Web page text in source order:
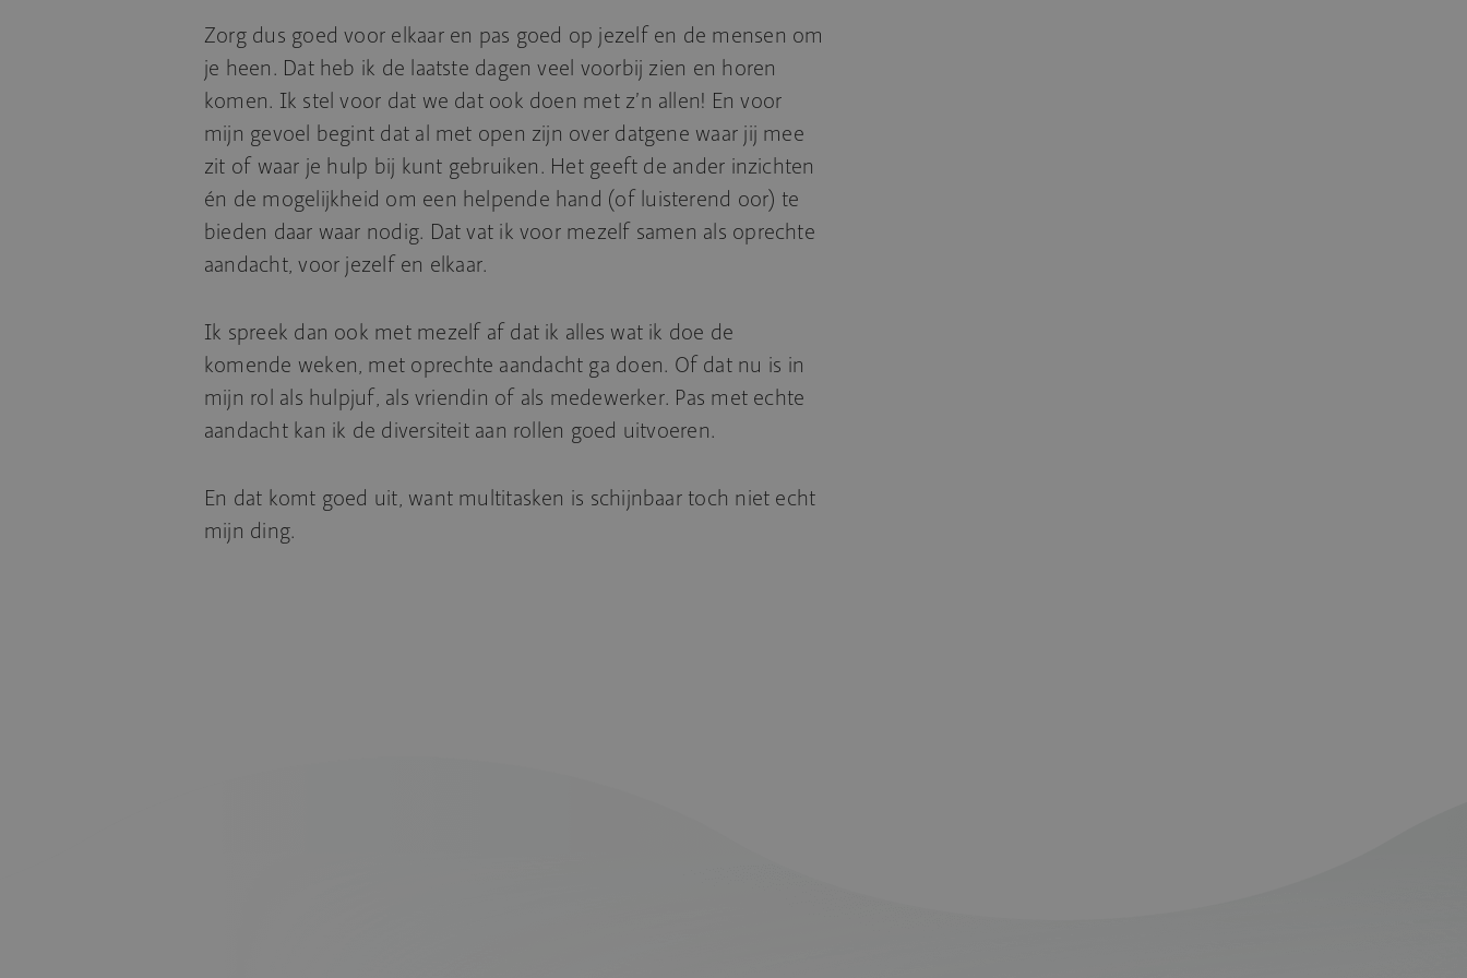
Zorg dus goed voor elkaar en pas goed op jezelf en de mensen om
je heen. Dat heb ik de laatste dagen veel voorbij zien en horen
komen. Ik stel voor dat we dat ook doen met z’n allen! En voor
mijn gevoel begint dat al met open zijn over datgene waar jij mee
zit of waar je hulp bij kunt gebruiken. Het geeft de ander inzichten
én de mogelijkheid om een helpende hand (of luisterend oor) te
bieden daar waar nodig. Dat vat ik voor mezelf samen als oprechte
aandacht, voor jezelf en elkaar.
Ik spreek dan ook met mezelf af dat ik alles wat ik doe de
komende weken, met oprechte aandacht ga doen. Of dat nu is in
mijn rol als hulpjuf, als vriendin of als medewerker. Pas met echte
aandacht kan ik de diversiteit aan rollen goed uitvoeren.
En dat komt goed uit, want multitasken is schijnbaar toch niet echt
mijn ding.